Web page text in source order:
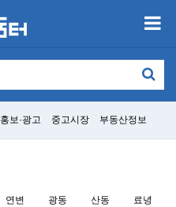
홍보·광고 중고시장 부동산정보
연변 광동 산동 료녕